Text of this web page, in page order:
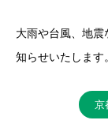
大雨や台風、地
知らせいたします。
京